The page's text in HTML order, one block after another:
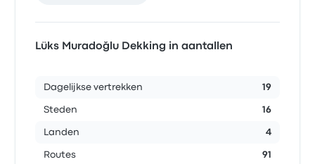
Lüks Muradoğlu Dekking in aantallen
Dagelijkse vertrekken 19
Steden 16
Landen 4
Routes 91